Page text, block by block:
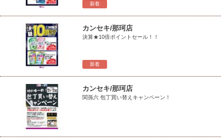
新着
新着
カンセキ/那珂店
決算★10倍ポイントセール！！
カンセキ/那珂店
関孫六 包丁買い替えキャンペーン！